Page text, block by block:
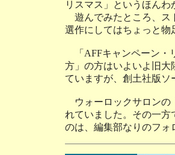
リスマス」というほん
遊んでみたところ、ス
選作にしてはちょっと物
「AFFキャンペーン・
方」の方はいよいよ旧大
ていますが、創土社版
ウォーロックサロンの
れていました。その一
のは、編集部なりのフォ